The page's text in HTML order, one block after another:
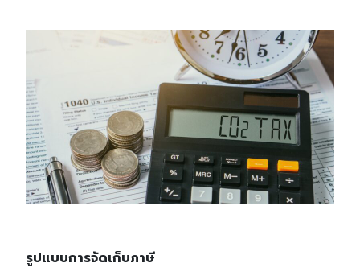
รูปแบบการจัดเก็บภาษี